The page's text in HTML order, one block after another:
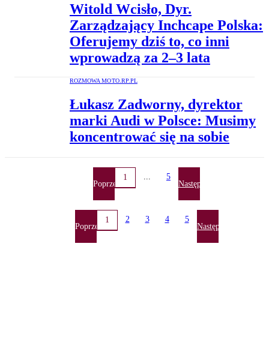
Witold Wcisło, Dyr.
Zarządzający Inchcape Polska:
Oferujemy dziś to, co inni
wprowadzą za 2–3 lata
ROZMOWA MOTO.RP.PL
Łukasz Zadworny, dyrektor
marki Audi w Polsce: Musimy
koncentrować się na sobie
Poprzednia
1 ... 5
Następna
Poprzednia
1 2 3 4 5
Następna